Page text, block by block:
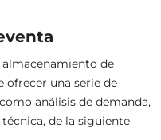
de
ofrecer una serie de
análisis de demanda,
de la siguiente